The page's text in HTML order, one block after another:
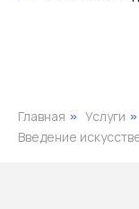
Главная » Услуги »
Введение